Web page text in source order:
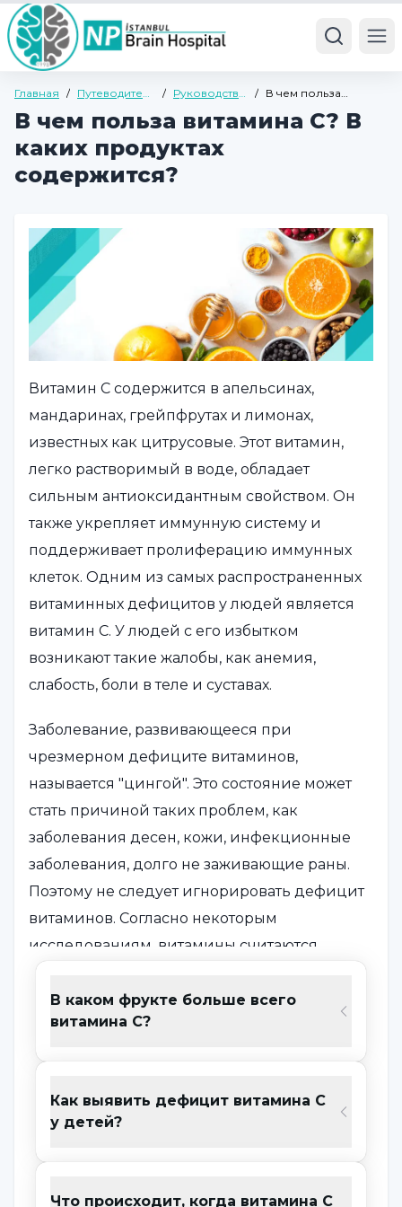
Главная / Путеводитель
/ Руководство
здоровью
/ В чем польза
продуктах
В чем польза витамина С? В
каких продуктах
содержится?
Витамин С содержится в апельсинах,
мандаринах, грейпфрутах и лимонах,
известных как цитрусовые. Этот витамин,
легко растворимый в воде, обладает
сильным антиоксидантным свойством. Он
также укрепляет иммунную систему и
поддерживает пролиферацию иммунных
клеток. Одним из самых распространенных
витаминных дефицитов у людей является
витамин С. У людей с его избытком
возникают такие жалобы, как анемия,
слабость, боли в теле и суставах.
Заболевание, развивающееся при
чрезмерном дефиците витаминов,
называется "цингой". Это состояние может
стать причиной таких проблем, как
заболевания десен, кожи, инфекционные
заболевания, долго не заживающие раны.
Поэтому не следует игнорировать дефицит
витаминов. Согласно некоторым
исследованиям, витамины считаются
необходимыми для развития и заживления
тканей в организме. Пользавитамина С
который является очень важным
питательным веществом, не исчерпывается
заключается в следующем:
Мощный антиоксидант
Благодаря своим антиоксидантным
В каком фрукте больше всего
витамина С?
Как выявить дефицит витамина С
у детей?
Что происходит, когда витамина С